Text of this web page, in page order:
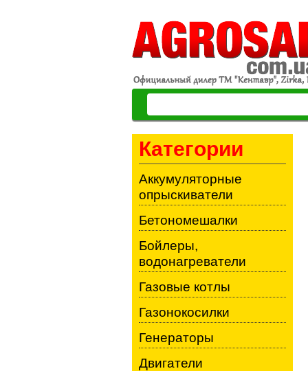
Категории
Аккумуляторные
опрыскиватели
Бетономешалки
Бойлеры,
водонагреватели
Газовые котлы
Газонокосилки
Генераторы
Двигатели